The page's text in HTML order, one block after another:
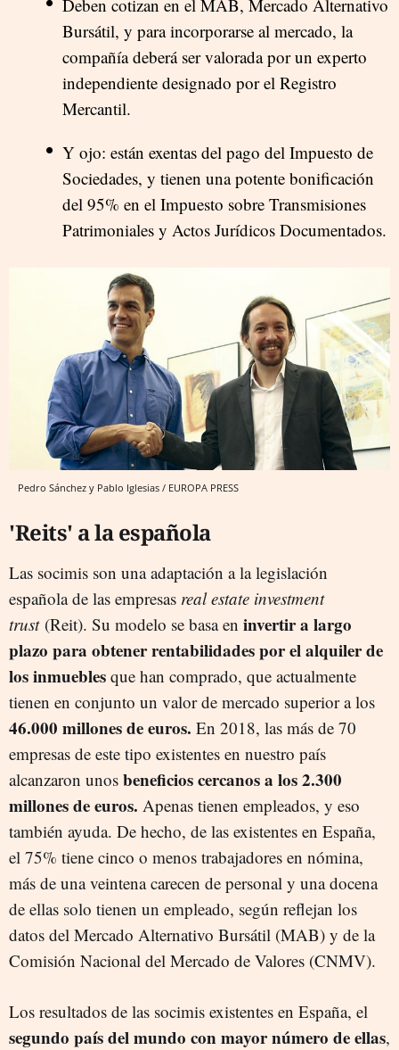
Deben cotizan en el MAB, Mercado Alternativo
Bursátil, y para incorporarse al mercado, la
compañía deberá ser valorada por un experto
independiente designado por el Registro
Mercantil.
Y ojo: están exentas del pago del Impuesto de
Sociedades, y tienen una potente bonificación
del 95% en el Impuesto sobre Transmisiones
Patrimoniales y Actos Jurídicos Documentados.
Pedro Sánchez y Pablo Iglesias / EUROPA PRESS
'Reits' a la española
Las socimis son una adaptación a la legislación
española de las empresas real estate investment
trust(Reit). Su modelo se basa en invertir a largo
plazo para obtener rentabilidades por el alquiler de
los inmuebles que han comprado, que actualmente
tienen en conjunto un valor de mercado superior a los
46.000 millones de euros. En 2018, las más de 70
empresas de este tipo existentes en nuestro país
alcanzaron unos beneficios cercanos a los 2.300
millones de euros. Apenas tienen empleados, y eso
también ayuda. De hecho, de las existentes en España,
el 75% tiene cinco o menos trabajadores en nómina,
más de una veintena carecen de personal y una docena
de ellas solo tienen un empleado, según reflejan los
datos del Mercado Alternativo Bursátil (MAB) y de la
Comisión Nacional del Mercado de Valores (CNMV).
Los resultados de las socimis existentes en España, el
segundo país del mundo con mayor número de ellas,